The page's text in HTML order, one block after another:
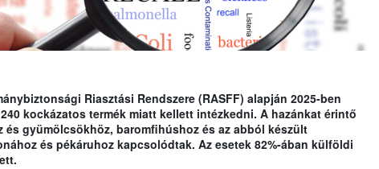
Riasztási Rendszere (RASFF) alapján 2025-ben
kockázatos termék miatt kellett intézkedni. A hazánkat érintő
és gyümölcsökhöz, baromfihúshoz és az abból készült
és pékáruhoz kapcsolódtak. Az esetek 82%-ában külföldi